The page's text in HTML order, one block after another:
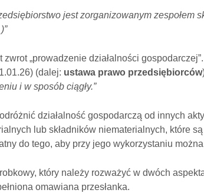
jest zorganizowanym zespołem
„prowadzenie działalności
(dalej: ustawa prawo przedsiębiorców
i w sposób ciągły.”
działalność gospodarczą od innych
lub składników niematerialnych, które
do tego, aby przy jego wykorzystaniu
który należy rozważyć w dwóch
omawiana przesłanka.